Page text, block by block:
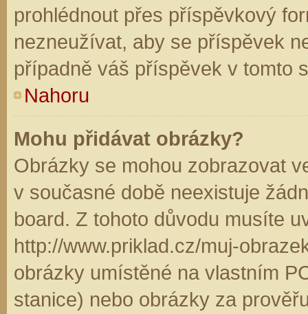
prohlédnout přes příspěvkový
nezneužívat, aby se příspěvek
případně váš příspěvek v tomto
Nahoru
Mohu přidávat obrázky?
Obrázky se mohou zobrazovat
v současné době neexistuje
board. Z tohoto důvodu musíte
http://www.priklad.cz/muj-
obrázky umístěné na vlastním
stanice) nebo obrázky za